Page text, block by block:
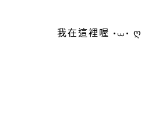
我在這裡喔 •⩊• ღ